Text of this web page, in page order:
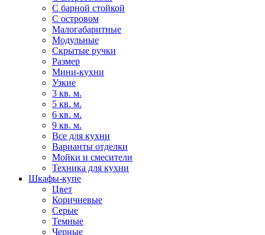
С барной стойкой
С островом
Малогабаритные
Модульные
Скрытые ручки
Размер
Мини-кухни
Узкие
3 кв. м.
5 кв. м.
6 кв. м.
9 кв. м.
Все для кухни
Варианты отделки
Мойки и смесители
Техника для кухни
Шкафы-купе
Цвет
Коричневые
Серые
Темные
Черные